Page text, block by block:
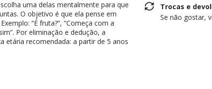
uma delas mentalmente para que
O objetivo é que ela pense em
“É fruta?”, “Começa com a
Por eliminação e dedução, a
etária recomendada: a partir de 5 anos
Trocas e
Se não gostar,